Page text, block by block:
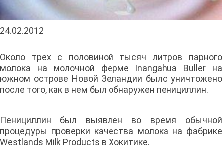
24.02.2012
Около трех с половиной тысяч литров парного
молока на молочной ферме Inangahua Buller на
южном острове Новой Зеландии было уничтожено
после того, как в нем был обнаружен пенициллин.
Пенициллин был выявлен во время обычной
процедуры проверки качества молока на фабрике
Westlands Milk Products в Хокитике.